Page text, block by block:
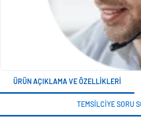
ÜRÜN AÇIKLAMA VE ÖZELLIKLERI
TEMSILCIYE SORU